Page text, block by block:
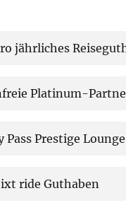
jährliches
Platinum-
Pass Prestige
ride Guthaben